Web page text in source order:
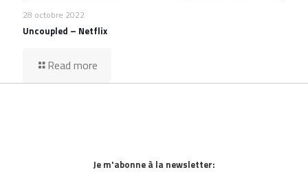
28 octobre 2022
Uncoupled – Netflix
Read more
Je m'abonne à la newsletter: